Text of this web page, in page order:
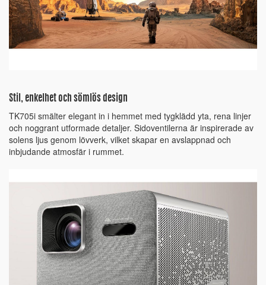
Stil, enkelhet och sömlös design
TK705i smälter elegant in i hemmet med tygklädd yta, rena linjer
och noggrant utformade detaljer. Sidoventilerna är inspirerade av
solens ljus genom lövverk, vilket skapar en avslappnad och
inbjudande atmosfär i rummet.